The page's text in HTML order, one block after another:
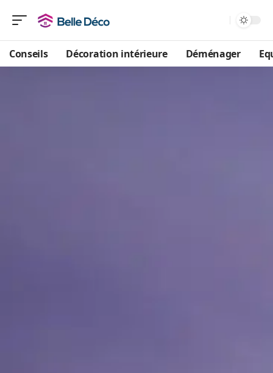
Conseils Décoration intérieure Déménager